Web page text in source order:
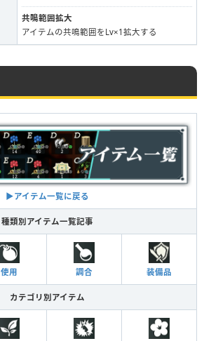
共鳴範囲拡大
アイテムの共鳴範囲をLv×1拡大する
▶︎アイテム一覧に戻る
種類別アイテム一覧記事
使用 調合 装備品
カテゴリ別アイテム